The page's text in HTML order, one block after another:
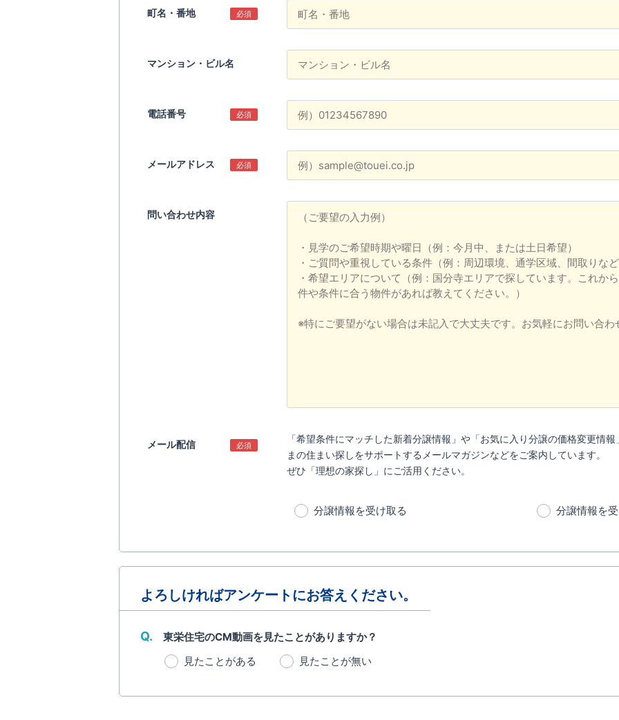
町名・番地 必須
マンション・ビル名
電話番号 必須
メールアドレス 必須
問い合わせ内容
メール配信 必須
「希望条件にマッチした新着分譲情報」や「お気に入り分譲の価格変更情
まの住まい探しをサポートするメールマガジンなどをご案内しています。
ぜひ「理想の家探し」にご活用ください。
分譲情報を受け取る 分譲情報を
よろしければアンケートにお答えください。
Q. 東栄住宅のCM動画を見たことがありますか？
見たことがある
見たことが無い